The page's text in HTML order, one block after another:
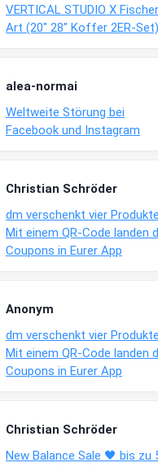
VERTICAL STUDIO X Fischer
Art (20″ 28″ Koffer 2ER-Set)
alea-normai
Weltweite Störung bei
Facebook und Instagram
Christian Schröder
dm verschenkt vier
Mit einem QR-Code landen
Coupons in Eurer App
Anonym
dm verschenkt vier
Mit einem QR-Code landen
Coupons in Eurer App
Christian Schröder
New Balance Sale 🖤 bis zu
An 01.08. / Sensodyne
/ max. 15.000
↩
2:19
↩
Joachim
www.linda.de/vorteile/
2:21
↩
Gratis Hitzewarn-
verfärbt sich ab 28